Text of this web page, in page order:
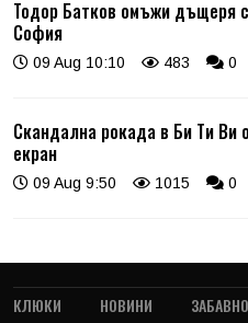
Тодор Батков омъжи дъщеря
София
09 Aug 10:10 483 0
Скандална рокада в Би Ти Ви
екран
09 Aug 9:50 1015 0
КЛЮКИ НОВИНИ ЗАБАВНО